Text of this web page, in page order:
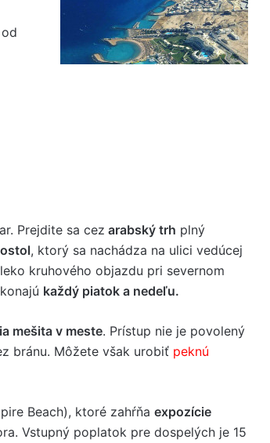
Prejdite sa cez arabský trh plný
, ktorý sa nachádza na ulici vedúcej
kruhového objazdu pri severnom
každý piatok a nedeľu.
mešita v meste. Prístup nie je povolený
bránu. Môžete však urobiť peknú
Beach), ktoré zahŕňa expozície
Vstupný poplatok pre dospelých je 15